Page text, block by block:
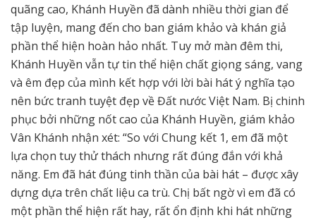
quãng cao, Khánh Huyền đã dành nhiều thời gian để
tập luyện, mang đến cho ban giám khảo và khán giả
phần thể hiện hoàn hảo nhất. Tuy mở màn đêm thi,
Khánh Huyền vẫn tự tin thể hiện chất giọng sáng, vang
và êm đẹp của mình kết hợp với lời bài hát ý nghĩa tạo
nên bức tranh tuyệt đẹp về Đất nước Việt Nam. Bị chinh
phục bởi những nốt cao của Khánh Huyền, giám khảo
Vân Khánh nhận xét: “So với Chung kết 1, em đã một
lựa chọn tuy thử thách nhưng rất đúng đắn với khả
năng. Em đã hát đúng tinh thần của bài hát – được xây
dựng dựa trên chất liệu ca trù. Chị bất ngờ vì em đã có
một phần thể hiện rất hay, rất ổn định khi hát những